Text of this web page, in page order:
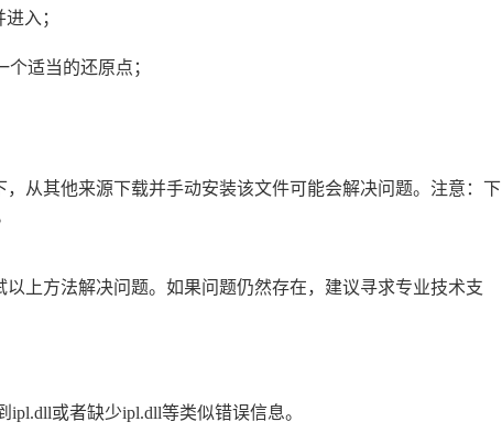
入；
适当的还原点；
从其他来源下载并手动安装该文件可能会解决问题。注意：下
上方法解决问题。如果问题仍然存在，建议寻求专业技术支
或者缺少ipl.dll等类似错误信息。